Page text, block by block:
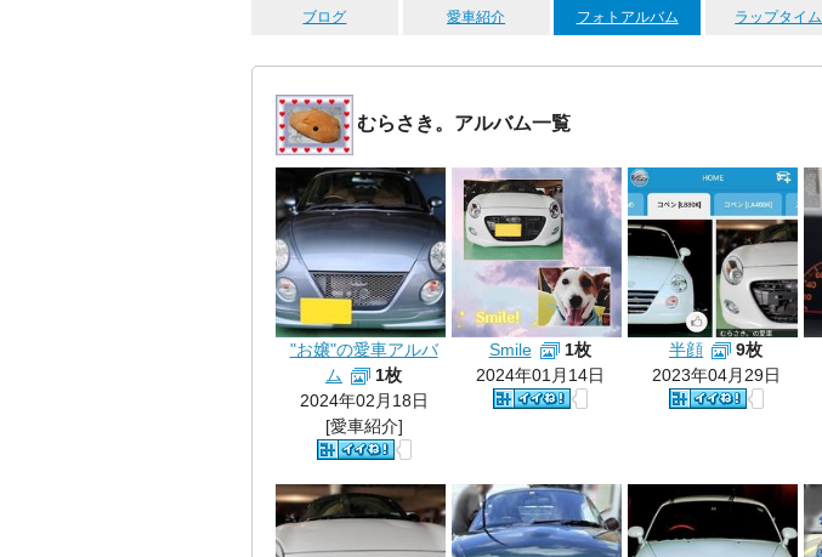
ブログ 愛車紹介 フォトアルバム ラップタイム
むらさき。アルバム一覧
"お嬢"の愛車アルバ
ム
1枚
2024年02月18日
[愛車紹介]
Smile
1枚
2024年01月14日
半顔
9枚
2023年04月29日